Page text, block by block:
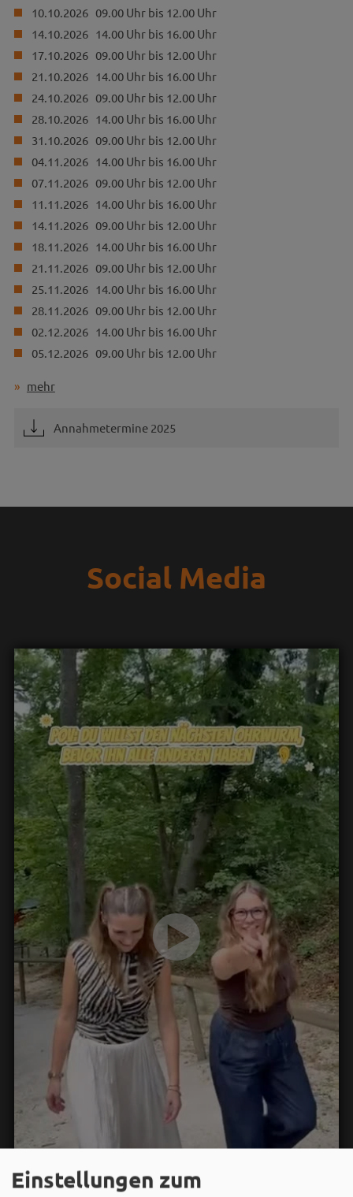
10.10.2026 09.00 Uhr bis 12.00 Uhr
14.10.2026 14.00 Uhr bis 16.00 Uhr
17.10.2026 09.00 Uhr bis 12.00 Uhr
21.10.2026 14.00 Uhr bis 16.00 Uhr
24.10.2026 09.00 Uhr bis 12.00 Uhr
28.10.2026 14.00 Uhr bis 16.00 Uhr
31.10.2026 09.00 Uhr bis 12.00 Uhr
04.11.2026 14.00 Uhr bis 16.00 Uhr
07.11.2026 09.00 Uhr bis 12.00 Uhr
11.11.2026 14.00 Uhr bis 16.00 Uhr
14.11.2026 09.00 Uhr bis 12.00 Uhr
18.11.2026 14.00 Uhr bis 16.00 Uhr
21.11.2026 09.00 Uhr bis 12.00 Uhr
25.11.2026 14.00 Uhr bis 16.00 Uhr
28.11.2026 09.00 Uhr bis 12.00 Uhr
02.12.2026 14.00 Uhr bis 16.00 Uhr
05.12.2026 09.00 Uhr bis 12.00 Uhr
mehr
Annahmetermine 2025
Social Media
Einstellungen zum